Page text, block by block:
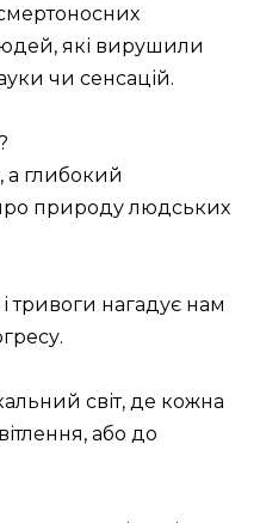
які вирушили
чи сенсацій.
а глибокий
природу людських
тривоги нагадує нам
світ, де кожна
або до